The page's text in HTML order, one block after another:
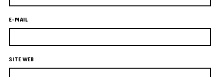
E-MAIL
SITE WEB